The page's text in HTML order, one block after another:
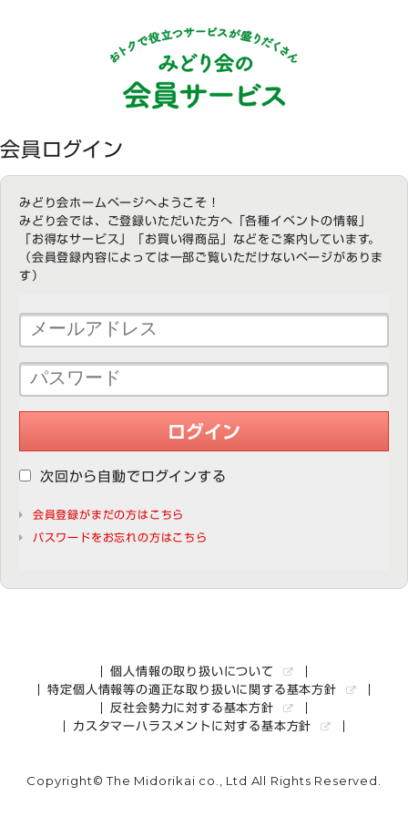
会員ログイン
みどり会ホームページへようこそ！
みどり会では、ご登録いただいた方へ「各種イベントの情報」
「お得なサービス」「お買い得商品」などをご案内しています。
（会員登録内容によっては一部ご覧いただけないページがありま
す）
ログイン
次回から自動でログインする
会員登録がまだの方はこちら
パスワードをお忘れの方はこちら
個人情報の取り扱いについて
特定個人情報等の適正な取り扱いに関する基本方針
反社会勢力に対する基本方針
カスタマーハラスメントに対する基本方針
Copyright© The Midorikai co., Ltd All Rights Reserved.